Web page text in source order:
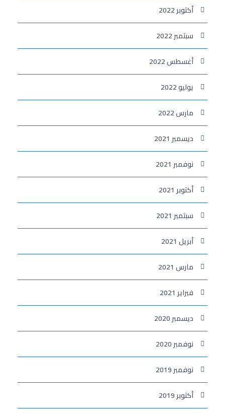
أكتوبر 2022
سبتمبر 2022
أغسطس 2022
يوليو 2022
مارس 2022
ديسمبر 2021
نوفمبر 2021
أكتوبر 2021
سبتمبر 2021
أبريل 2021
مارس 2021
فبراير 2021
ديسمبر 2020
نوفمبر 2020
نوفمبر 2019
أكتوبر 2019